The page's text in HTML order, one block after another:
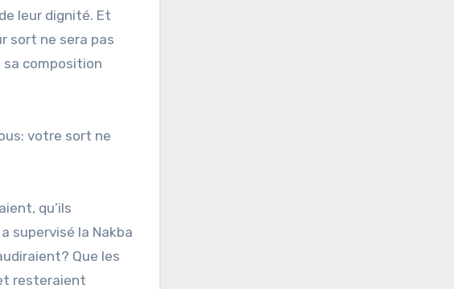
leur dignité. Et
sort ne sera pas
sa composition
votre sort ne
qu’ils
supervisé la Nakba
Que les
resteraient